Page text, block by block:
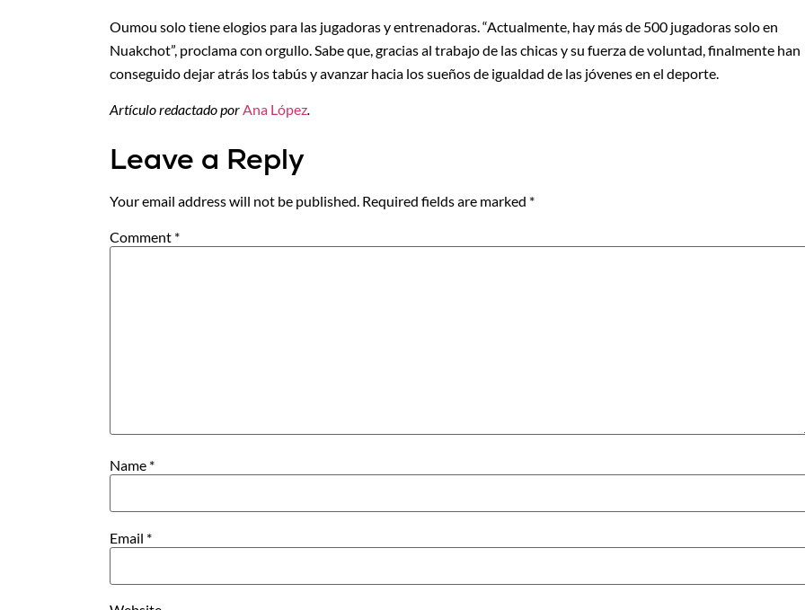
Oumou solo tiene elogios para las jugadoras y entrenadoras. “Actualmente, hay más de 500 jugadoras solo en
Nuakchot”, proclama con orgullo. Sabe que, gracias al trabajo de las chicas y su fuerza de voluntad, finalmente han
conseguido dejar atrás los tabús y avanzar hacia los sueños de igualdad de las jóvenes en el deporte.
Artículo redactado porAna López.
Leave a Reply
Your email address will not be published. Required fields are marked *
Comment *
Name *
Email *